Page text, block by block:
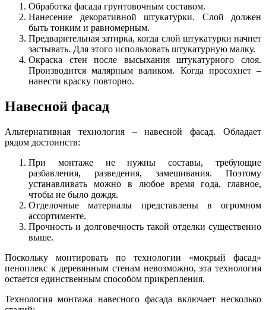
Обработка фасада грунтовочным составом.
Нанесение декоративной штукатурки. Слой должен
быть тонким и равномерным.
Предварительная затирка, когда слой штукатурки начнет
застывать. Для этого использовать штукатурную малку.
Окраска стен после высыхания штукатурного слоя.
Производится малярным валиком. Когда просохнет –
нанести краску повторно.
Навесной фасад
Альтернативная технология – навесной фасад. Обладает
рядом достоинств:
При монтаже не нужны составы, требующие
разбавления, разведения, замешивания. Поэтому
устанавливать можно в любое время года, главное,
чтобы не было дождя.
Отделочные материалы представлены в огромном
ассортименте.
Прочность и долговечность такой отделки существенно
выше.
Поскольку монтировать по технологии «мокрый фасад»
пеноплекс к деревянным стенам невозможно, эта технология
остается единственным способом прикрепления.
Технология монтажа навесного фасада включает несколько